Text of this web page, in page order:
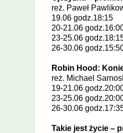
reż. Paweł
19.06 godz.18:15
20-21.06
23-25.06
26-30.06
Robin Hood:
reż. Michael
19-21.06
23-25.06
26-30.06
Takie jest życie –